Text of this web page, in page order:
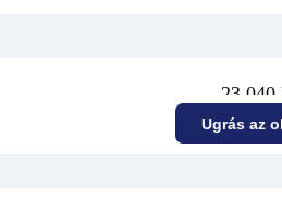
23 040
Ugrás az